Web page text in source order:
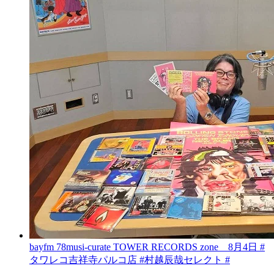
bayfm 78musi-curate TOWER RECORDS zone 8月4日 #
タワレコ吉祥寺パルコ店 #村越辰哉セレクト #